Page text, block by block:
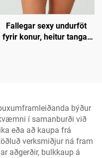
Fallegar sexy undurföt
fyrir konur, heitur tangar
býður
í samanburði við
eða að kaupa frá
verksmiðjur ná fram
aðgerðir, bulkkaup á